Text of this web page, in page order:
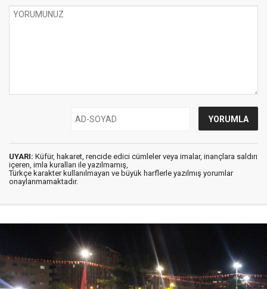
UYARI: Küfür, hakaret, rencide edici cümleler veya imalar, inançlara saldırı
içeren, imla kuralları ile yazılmamış,
Türkçe karakter kullanılmayan ve büyük harflerle yazılmış yorumlar
onaylanmamaktadır.